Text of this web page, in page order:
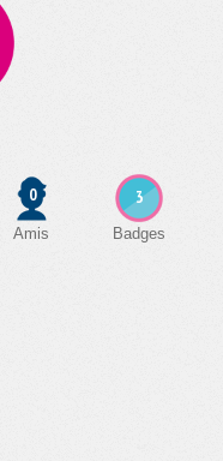
3
Badges
0
Amis